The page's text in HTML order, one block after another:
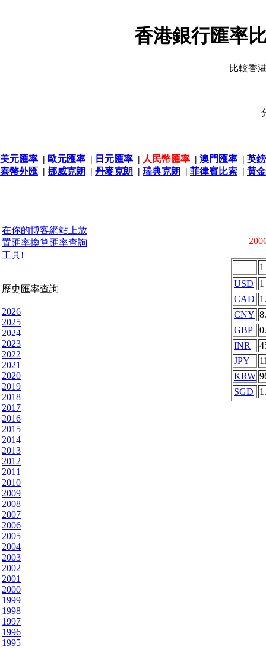
香港銀行匯率
比較香
美元匯率 | 歐元匯率 | 日元匯率 | 人民幣匯率 | 澳門匯率 | 英
泰幣外匯 | 挪威克朗 | 丹麥克朗 | 瑞典克朗 | 菲律賓比索 | 黃
在你的博客網站上放
置匯率換算匯率查詢
工具!
歷史匯率查詢
2026
2025
2024
2023
2022
2021
2020
2019
2018
2017
2016
2015
2014
2013
2012
2011
2010
2009
2008
2007
2006
2005
2004
2003
2002
2001
2000
1999
1998
1997
1996
1995
1
USD
1
CAD
CNY
GBP
INR
JPY
KRW
SGD